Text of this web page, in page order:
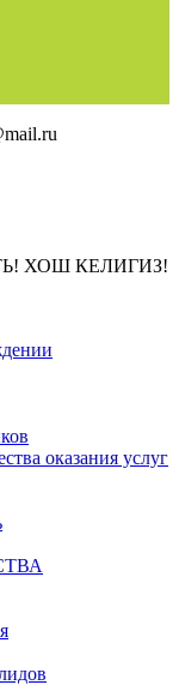
ХОШ КЕЛИГИЗ!
оказания услуг